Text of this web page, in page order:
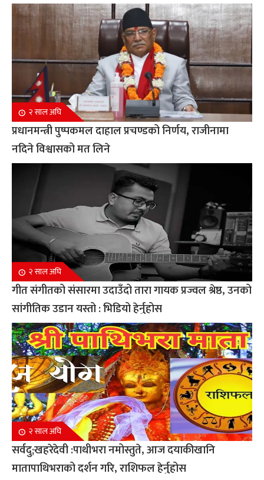
२ साल अघि
प्रधानमन्त्री पुष्पकमल दाहाल प्रचण्डको निर्णय, राजीनामा
नदिने विश्वासको मत लिने
२ साल अघि
गीत संगीतको संसारमा उदाउँदो तारा गायक प्रज्वल श्रेष्ठ, उनको
सांगीतिक उडान यस्तो : भिडियो हेर्नुहोस
२ साल अघि
सर्वदु;खहरेदेवी :पाथीभरा नमोस्तुते, आज दयाकीखानि
मातापाथिभराको दर्शन गरि, राशिफल हेर्नुहोस